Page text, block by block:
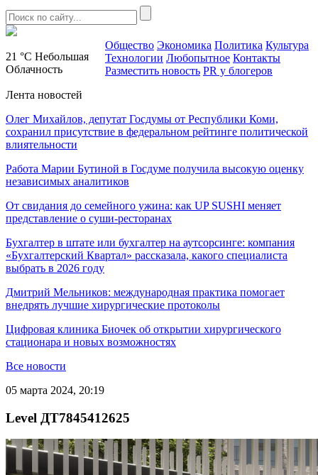
21 °C Небольшая
Облачность
Общество Экономика Политика Культура
Технологии Любопытное Контакты
Разместить новость PR у блогеров
Лента новостей
Олег Михайлов, депутат Госдумы от Республики Коми,
сохранил присутствие в федеральном рейтинге политической
влиятельности
Работа Марии Бутиной в Госдуме получила высокую оценку
независимых аналитиков
От свидания до семейного ужина: как UP SUSHI меняет
представление о суши-ресторанах
Бухгалтер в штате или бухгалтер на аутсорсинге: компания
«Бухгалтерский Квартал» рассказала, какого специалиста
выбрать в 2026 году
Дмитрий Мельников: международная практика помогает
внедрять лучшие хирургические протоколы
Цифровая клиника Биочек об открытии хирургического
стационара и новых возможностях
Все новости
05 марта 2024, 20:19
Level ДТ7845412625